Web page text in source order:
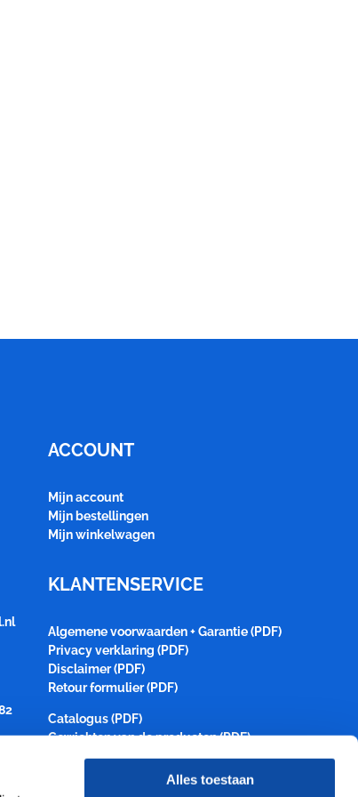
Alles toestaan
ACCOUNT
Mijn account
Mijn bestellingen
Mijn winkelwagen
KLANTENSERVICE
Algemene voorwaarden + Garantie (PDF)
Privacy verklaring (PDF)
Disclaimer (PDF)
Retour formulier (PDF)
Catalogus (PDF)
Gewichten van de producten (PDF)